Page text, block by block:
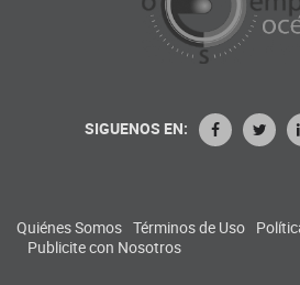
SIGUENOS EN:
Quiénes Somos Términos de Uso
Publicite con Nosotros